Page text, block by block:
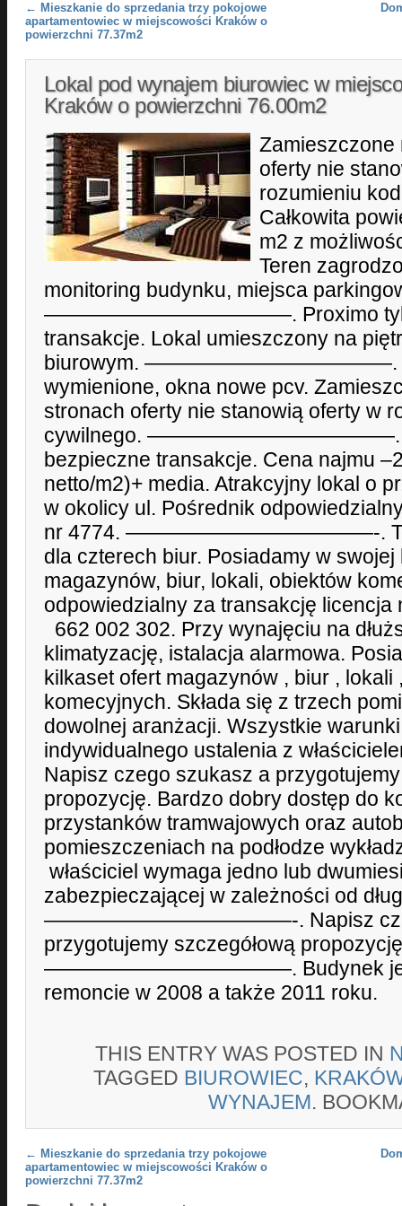
Post navigation
← Mieszkanie do sprzedania trzy pokojowe
apartamentowiec w miejscowości Kraków o
powierzchni 77.37m2
Lokal pod wynajem biurowiec w
Kraków o powierzchni 76.00m2
Zamieszczone
oferty nie
rozumieniu
Całkowita
m2 z
Teren
monitoring budynku, miejsca
————————————. Proximo
transakcje. Lokal umieszczony na
biurowym. ————————————.
wymienione, okna nowe pcv.
stronach oferty nie stanowią oferty w
cywilnego. ————————————.
bezpieczne transakcje. Cena najmu
netto/m2)+ media. Atrakcyjny lokal o
w okolicy ul. Pośrednik
nr 4774. ————————————-.
dla czterech biur. Posiadamy w
magazynów, biur, lokali, obiektów
odpowiedzialny za transakcję
662 002 302. Przy wynajęciu na
klimatyzację, istalacja alarmowa.
kilkaset ofert magazynów , biur , lokali
komecyjnych. Składa się z trzech
dowolnej aranżacji. Wszystkie
indywidualnego ustalenia z
Napisz czego szukasz a
propozycję. Bardzo dobry dostęp do
przystanków tramwajowych oraz
pomieszczeniach na podłodze
właściciel wymaga jedno lub
zabezpieczającej w zależności od
————————————-. Napisz
przygotujemy szczegółową
————————————. Budynek jest
remoncie w 2008 a także 2011 roku.
THIS ENTRY WAS POSTED IN
TAGGED BIUROWIEC,
WYNAJEM.
Post navigation
← Mieszkanie do sprzedania trzy pokojowe
apartamentowiec w miejscowości Kraków o
powierzchni 77.37m2